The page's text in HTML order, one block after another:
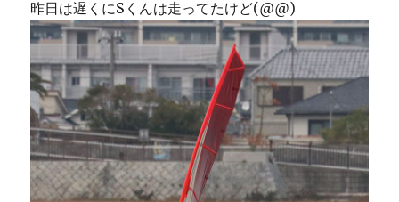
昨日は遅くにSくんは走ってたけど(@@)